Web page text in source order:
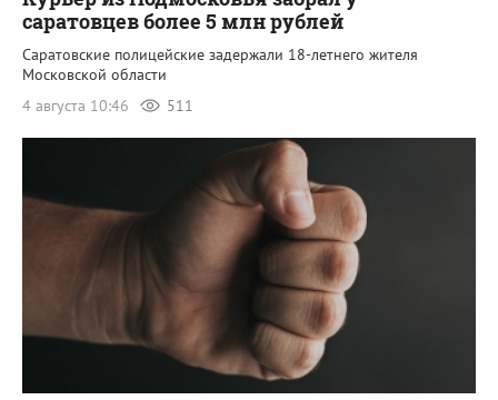
саратовцев более 5 млн рублей
Саратовские полицейские задержали 18-летнего жителя
Московской области
4 августа 10:46
511